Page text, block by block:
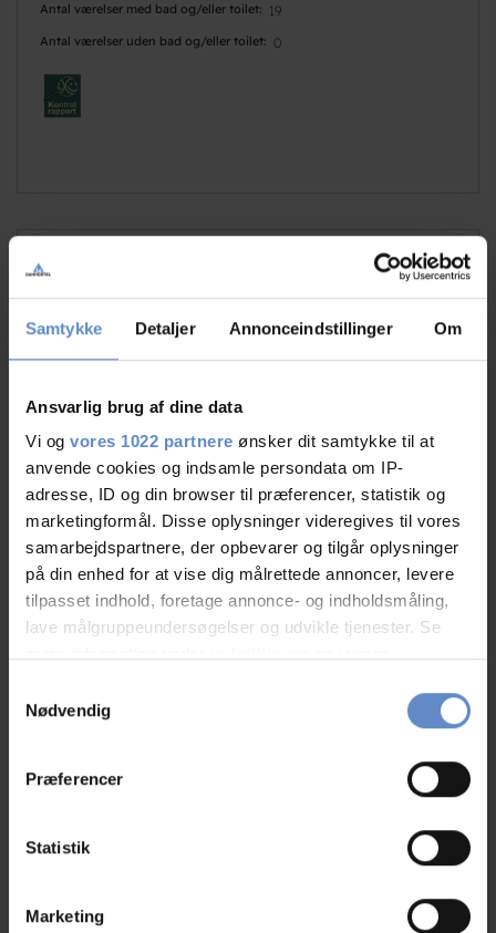
Samtykke Detaljer Annonceindstillinger Om
Ansvarlig brug af dine data
Vi og vores 1022 partnere ønsker dit samtykke til at
anvende cookies og indsamle persondata om IP-
adresse, ID og din browser til præferencer, statistik og
marketingformål. Disse oplysninger videregives til vores
samarbejdspartnere, der opbevarer og tilgår oplysninger
på din enhed for at vise dig målrettede annoncer, levere
tilpasset indhold, foretage annonce- og indholdsmåling,
lave målgruppeundersøgelser og udvikle tjenester. Se
tilbage eller ændre indstillinger fra vores
"Cookiedeklaration", eller ved at trykke på "Privacy
Indsamle præcise oplysninger om din placering,
Identificere din enhed baseret på en scanning af
dens unikke karakteristika (fingerprinting)
Nødvendig
Præferencer
Statistik
Marketing
Antal værelser med bad og/eller toilet 19
Antal værelser uden bad og/eller toilet 0
Faciliteter
Hunde er velkomne Gratis wifi
Læs mere
RATINGS
9,04